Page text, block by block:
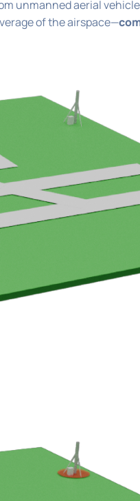
unmanned aerial
of the airspace—